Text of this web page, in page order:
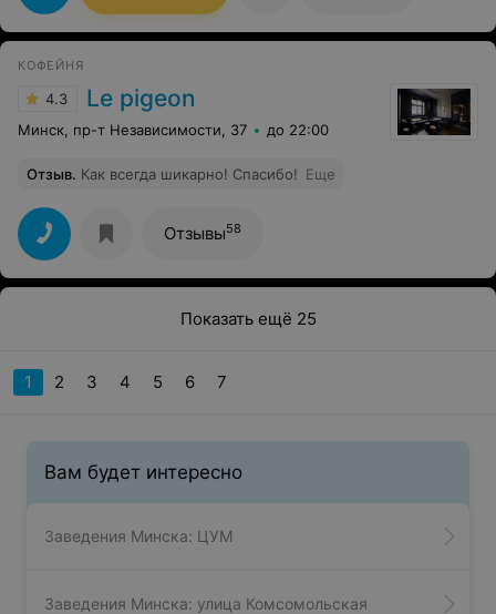
КОФЕЙНЯ
4.3 Le pigeon
Минск, пр-т Независимости, 37 до 22:00
Отзыв. Как всегда шикарно! Спасибо! Еще
Отзывы58
Показать ещё 25
1 2 3 4 5 6 7
Вам будет интересно
Заведения Минска: ЦУМ
Заведения Минска: улица Комсомольская